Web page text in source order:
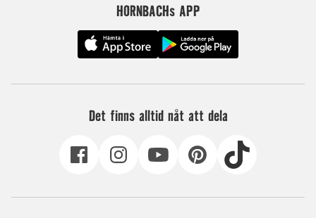
HORNBACHs APP
Det finns alltid nåt att dela